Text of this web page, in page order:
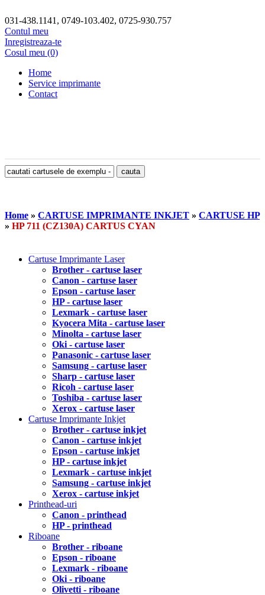
031-438.1141, 0749-103.402, 0725-930.757
Contul meu
Inregistreaza-te
Cosul meu (0)
Home
Service imprimante
Contact
Home » CARTUSE IMPRIMANTE INKJET » CARTUSE HP
» HP 711 (CZ130A) CARTUS CYAN
Cartuse Imprimante Laser
Brother - cartuse laser
Canon - cartuse laser
Epson - cartuse laser
HP - cartuse laser
Lexmark - cartuse laser
Kyocera Mita - cartuse laser
Minolta - cartuse laser
Oki - cartuse laser
Panasonic - cartuse laser
Samsung - cartuse laser
Sharp - cartuse laser
Ricoh - cartuse laser
Toshiba - cartuse laser
Xerox - cartuse laser
Cartuse Imprimante Inkjet
Brother - cartuse inkjet
Canon - cartuse inkjet
Epson - cartuse inkjet
HP - cartuse inkjet
Lexmark - cartuse inkjet
Samsung - cartuse inkjet
Xerox - cartuse inkjet
Printhead-uri
Canon - printhead
HP - printhead
Riboane
Brother - riboane
Epson - riboane
Lexmark - riboane
Oki - riboane
Olivetti - riboane